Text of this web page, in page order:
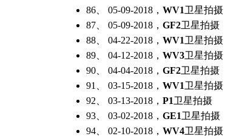
86、 05-09-2018， WV1卫星拍摄
87、 05-09-2018， GF2卫星拍摄
88、 04-22-2018， WV1卫星拍摄
89、 04-12-2018， WV3卫星拍摄
90、 04-04-2018， GF2卫星拍摄
91、 03-15-2018， WV1卫星拍摄
92、 03-13-2018， P1卫星拍摄
93、 03-02-2018， GE1卫星拍摄
94、 02-10-2018， WV4卫星拍摄